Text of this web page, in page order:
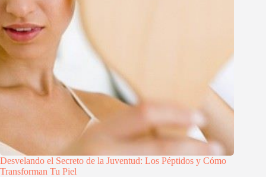
Desvelando el Secreto de la Juventud: Los Péptidos y Cómo
Transforman Tu Piel